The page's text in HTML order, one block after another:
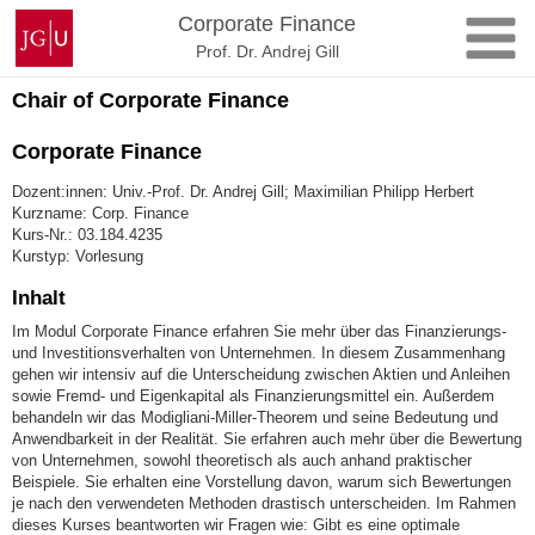
Zum
Inhalt
springen
Johannes
Gutenberg-
Universität
Mainz
Corporate Finance
Prof. Dr. Andrej Gill
Chair of Corporate Finance
Corporate Finance
Dozent:innen: Univ.-Prof. Dr. Andrej Gill; Maximilian Philipp Herbert
Kurzname: Corp. Finance
Kurs-Nr.: 03.184.4235
Kurstyp: Vorlesung
Inhalt
Im Modul Corporate Finance erfahren Sie mehr über das Finanzierungs-
und Investitionsverhalten von Unternehmen. In diesem Zusammenhang
gehen wir intensiv auf die Unterscheidung zwischen Aktien und Anleihen
sowie Fremd- und Eigenkapital als Finanzierungsmittel ein. Außerdem
behandeln wir das Modigliani-Miller-Theorem und seine Bedeutung und
Anwendbarkeit in der Realität. Sie erfahren auch mehr über die Bewertung
von Unternehmen, sowohl theoretisch als auch anhand praktischer
Beispiele. Sie erhalten eine Vorstellung davon, warum sich Bewertungen
je nach den verwendeten Methoden drastisch unterscheiden. Im Rahmen
dieses Kurses beantworten wir Fragen wie: Gibt es eine optimale